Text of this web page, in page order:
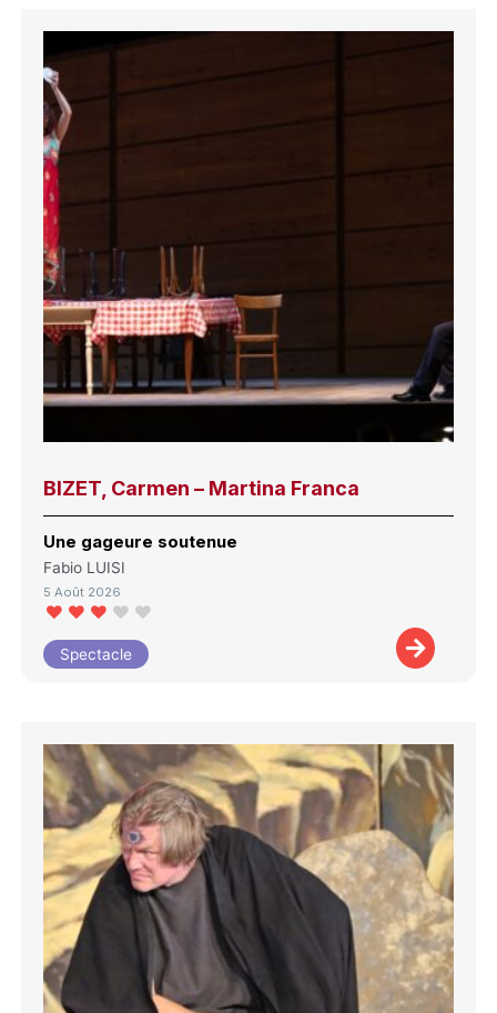
BIZET, Carmen – Martina Franca
Une gageure soutenue
Fabio LUISI
5 Août 2026
Spectacle